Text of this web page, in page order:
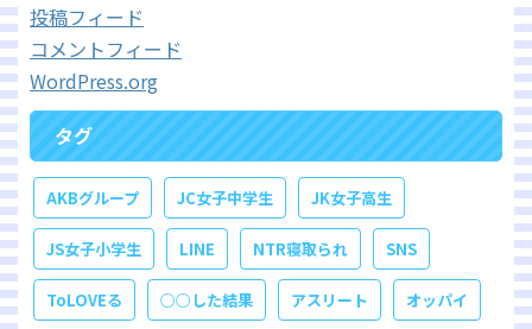
投稿フィード
コメントフィード
WordPress.org
タグ
AKBグループ JC女子中学生 JK女子高生
JS女子小学生 LINE NTR寝取られ SNS
ToLOVEる ○○した結果 アスリート オッパイ